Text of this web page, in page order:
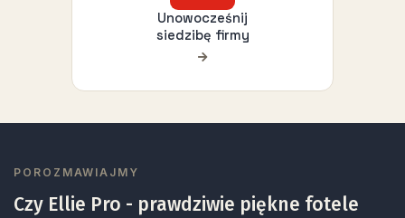
Unowocześnij
siedzibę firmy
POROZMAWIAJMY
Czy Ellie Pro - prawdziwie piękne fotele